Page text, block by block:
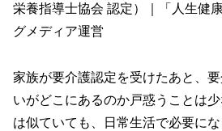
栄養指導士協会 認定）｜「人生健
グメディア運営
家族が要介護認定を受けたあと、
いがどこにあるのか戸惑うことは
は似ていても、日常生活で必要に